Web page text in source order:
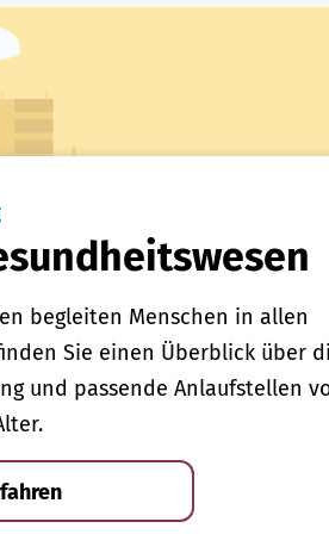
begleiten Menschen in allen
Sie einen Überblick über
und passende Anlaufstellen